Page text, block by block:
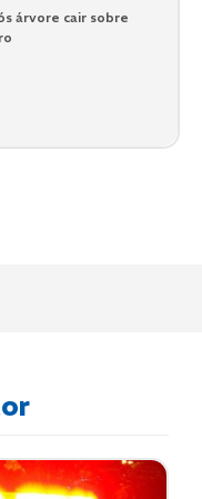
árvore cair sobre